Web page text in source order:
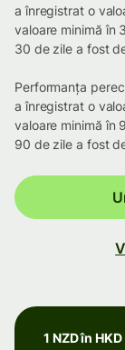
a înregistrat o
valoare minimă în
30 de zile a fost
Performanța
a înregistrat o
valoare minimă în
90 de zile a fost
1 NZD în HKD